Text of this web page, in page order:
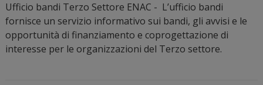
Ufficio bandi Terzo Settore ENAC - L’ufficio bandi
fornisce un servizio informativo sui bandi, gli avvisi e le
opportunità di finanziamento e coprogettazione di
interesse per le organizzazioni del Terzo settore.